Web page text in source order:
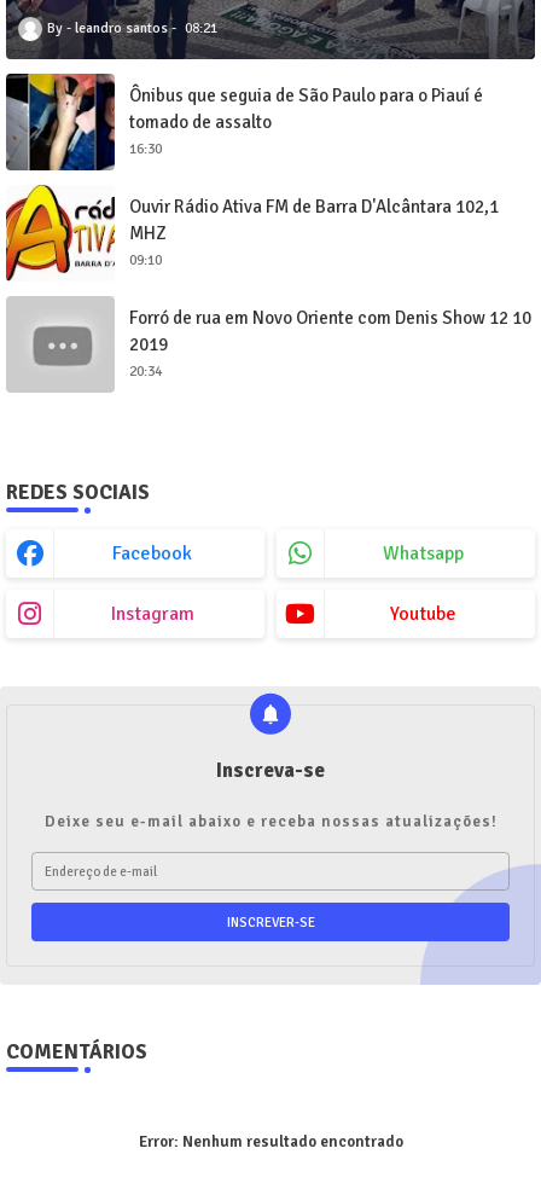
leandro santos 08:21
Ônibus que seguia de São Paulo para o Piauí é
tomado de assalto
16:30
Ouvir Rádio Ativa FM de Barra D'Alcântara 102,1
MHZ
09:10
Forró de rua em Novo Oriente com Denis Show 12 10
2019
20:34
REDES SOCIAIS
Facebook Whatsapp
Instagram Youtube
Inscreva-se
Deixe seu e-mail abaixo e receba nossas atualizações!
COMENTÁRIOS
Error: Nenhum resultado encontrado